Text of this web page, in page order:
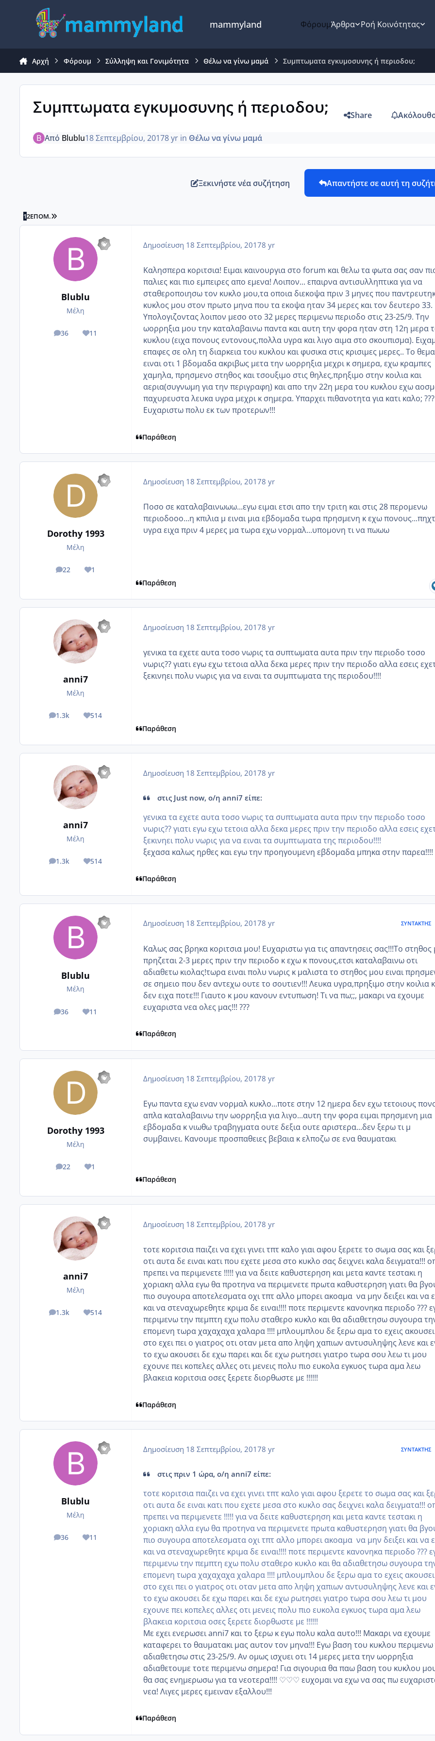
Μετάβαση σε περιεχόμενο
mammyland ΦόρουμΆρθρα Ροή Κοινότητας
Αρχή Φόρουμ Σύλληψη και Γονιμότητα Θέλω να γίνω μαμά Συμπτωματα εγκυμοσυνης ή περιοδου;
Συμπτωματα εγκυμοσυνης ή περιοδου; Share
Από Blublu18 Σεπτεμβρίου, 20178 yr in Θέλω να γίνω μαμά
Ξεκινήστε νέα συζήτηση Απαντήστε σε αυτή τη
12ΕΠΌΜ. LAST PAGE
Blublu
Μέλη
36
posts 11
Reputation
Δημοσίευση 18 Σεπτεμβρίου, 20178 yr
Καλησπερα κοριτσια! Ειμαι καινουργια στο forum και θελω τα φωτα σας σαν
παλιες και πιο εμπειρες απο εμενα! Λοιπον... επαιρνα αντισυλληπτικα για να
σταθεροποιησω τον κυκλο μου,τα οποια διεκοψα πριν 3 μηνες που
κυκλος μου στον πρωτο μηνα που τα εκοψα ηταν 34 μερες και τον δευτερο 33.
Υπολογιζοντας λοιπον μεσο οτο 32 μερες περιμενω περιοδο στις 23-25/9. Την
ωορρηξια μου την καταλαβαινω παντα και αυτη την φορα ηταν στη 12η μερα
κυκλου (ειχα πονους εντονους,πολλα υγρα και λιγο αιμα στο σκουπισμα).
επαφες σε ολη τη διαρκεια του κυκλου και φυσικα στις κρισιμες μερες.. Το θεμα
ειναι οτι 1 βδομαδα ακριβως μετα την ωορρηξια μεχρι κ σημερα, εχω κραμπες
χαμηλα, πρησμενο στηθος και τσουξιμο στις θηλες,πρηξιμο στην κοιλια και
αερια(συγνωμη για την περιγραφη) και απο την 22η μερα του κυκλου εχω
παχυρευστα λευκα υγρα μεχρι κ σημερα. Υπαρχει πιθανοτητα για κατι καλο; ???
Ευχαριστω πολυ εκ των προτερων!!!
Παράθεση
Dorothy 1993
Μέλη
22
posts 1
Reputation
Δημοσίευση 18 Σεπτεμβρίου, 20178 yr
Ποσο σε καταλαβαινωωω...εγω ειμαι ετσι απο την τριτη και στις 28 περομενω
περιοδοοο...η κπιλια μ ειναι μια εβδομαδα τωρα πρησμενη κ εχω
υγρα ειχα πριν 4 μερες μα τωρα εχω νορμαλ...υπομονη τι να πωωω
Παράθεση
anni7
Μέλη
1.3k
posts 514
Reputation
Δημοσίευση 18 Σεπτεμβρίου, 20178 yr
γενικα τα εχετε αυτα τοσο νωρις τα συπτωματα αυτα πριν την περιοδο τοσο
νωρις?? γιατι εγω εχω τετοια αλλα δεκα μερες πριν την περιοδο αλλα εσεις
ξεκινηει πολυ νωρις για να ειναι τα συμπτωματα της περιοδου!!!!
Παράθεση
anni7
Μέλη
1.3k
posts 514
Reputation
Δημοσίευση 18 Σεπτεμβρίου, 20178 yr
στις Just now, ο/η anni7 είπε:
γενικα τα εχετε αυτα τοσο νωρις τα συπτωματα αυτα πριν την περιοδο τοσο
νωρις?? γιατι εγω εχω τετοια αλλα δεκα μερες πριν την περιοδο αλλα εσεις
ξεκινηει πολυ νωρις για να ειναι τα συμπτωματα της περιοδου!!!!
ξεχασα καλως ηρθες και εγω την προηγουμενη εβδομαδα μπηκα στην παρεα!!!!
Παράθεση
Blublu
Μέλη
36
posts 11
Reputation
Δημοσίευση 18 Σεπτεμβρίου, 20178 yr ΣΥΝΤΆΚΤΗΣ
Καλως σας βρηκα κοριτσια μου! Ευχαριστω για τις απαντησεις σας!!!Το στηθος
πρηζεται 2-3 μερες πριν την περιοδο κ εχω κ πονους,ετσι καταλαβαινω οτι
αδιαθετω κιολας!τωρα ειναι πολυ νωρις κ μαλιστα το στηθος μου ειναι
σε σημειο που δεν αντεχω ουτε το σουτιεν!!! Λευκα υγρα,πρηξιμο στην κοιλια
δεν ειχα ποτε!!! Γιαυτο κ μου κανουν εντυπωση! Τι να πω;;, μακαρι να εχουμε
ευχαριστα νεα ολες μας!!! ???
Παράθεση
Dorothy 1993
Μέλη
22
posts 1
Reputation
Δημοσίευση 18 Σεπτεμβρίου, 20178 yr
Εγω παντα εχω εναν νορμαλ κυκλο...ποτε στην 12 ημερα δεν εχω τετοιους
απλα καταλαβαινω την ωορρηξια για λιγο...αυτη την φορα ειμαι πρησμενη μια
εβδομαδα κ νιωθω τραβηγματα ουτε δεξια ουτε αριστερα...δεν ξερω τι μ
συμβαινει. Κανουμε προσπαθειες βεβαια κ ελποζω σε ενα θαυματακι
Παράθεση
anni7
Μέλη
1.3k
posts 514
Reputation
Δημοσίευση 18 Σεπτεμβρίου, 20178 yr
τοτε κοριτσια παιζει να εχει γινει τπτ καλο γιαι αφου ξερετε το σωμα σας και
οτι αυτα δε ειναι κατι που εχετε μεσα στο κυκλο σας δειχνει καλα δειγματα!!!
πρεπει να περιμενετε !!!!! για να δειτε καθυστερηση και μετα καντε τεστακι η
χοριακη αλλα εγω θα προτηνα να περιμενετε πρωτα καθυστερηση γιατι θα
πιο συγουρα αποτελεσματα οχι τπτ αλλο μπορει ακοαμα να μην δειξει και να
και να στεναχωρεθητε κριμα δε ειναι!!!! ποτε περιμεντε κανονηκα περιοδο ???
περιμενω την πεμπτη εχω πολυ σταθερο κυκλο και θα αδιαθετησω συγουρα
επομενη τωρα χαχαχαχα χαλαρα !!!! μπλουμπλου δε ξερω αμα το εχεις
στο εχει πει ο γιατρος οτι οταν μετα απο ληψη χαπιων αντυσυληψης λενε και
το εχω ακουσει δε εχω παρει και δε εχω ρωτησει γιατρο τωρα σου λεω τι μου
εχουνε πει κοπελες αλλες οτι μενεις πολυ πιο ευκολα εγκυος τωρα αμα λεω
βλακεια κοριτσια οσες ξερετε διορθωστε με !!!!!!
Παράθεση
Blublu
Μέλη
36
posts 11
Reputation
Δημοσίευση 18 Σεπτεμβρίου, 20178 yr ΣΥΝΤΆΚΤΗΣ
στις πριν 1 ώρα, ο/η anni7 είπε:
τοτε κοριτσια παιζει να εχει γινει τπτ καλο γιαι αφου ξερετε το σωμα σας και
οτι αυτα δε ειναι κατι που εχετε μεσα στο κυκλο σας δειχνει καλα δειγματα!!!
πρεπει να περιμενετε !!!!! για να δειτε καθυστερηση και μετα καντε τεστακι η
χοριακη αλλα εγω θα προτηνα να περιμενετε πρωτα καθυστερηση γιατι θα
πιο συγουρα αποτελεσματα οχι τπτ αλλο μπορει ακοαμα να μην δειξει και να
και να στεναχωρεθητε κριμα δε ειναι!!!! ποτε περιμεντε κανονηκα περιοδο ???
περιμενω την πεμπτη εχω πολυ σταθερο κυκλο και θα αδιαθετησω συγουρα
επομενη τωρα χαχαχαχα χαλαρα !!!! μπλουμπλου δε ξερω αμα το εχεις
στο εχει πει ο γιατρος οτι οταν μετα απο ληψη χαπιων αντυσυληψης λενε και
το εχω ακουσει δε εχω παρει και δε εχω ρωτησει γιατρο τωρα σου λεω τι μου
εχουνε πει κοπελες αλλες οτι μενεις πολυ πιο ευκολα εγκυος τωρα αμα λεω
βλακεια κοριτσια οσες ξερετε διορθωστε με !!!!!!
Με εχει ενερωσει anni7 και το ξερω κ εγω πολυ καλα αυτο!!! Μακαρι να εχουμε
καταφερει το θαυματακι μας αυτον τον μηνα!!! Εγω βαση του κυκλου
αδιαθετησω στις 23-25/9. Αν ομως ισχυει οτι 14 μερες μετα την ωορρηξια
αδιαθετουμε τοτε περιμενω σημερα! Για σιγουρια θα παω βαση του κυκλου
θα σας ενημερωσω για τα νεοτερα!!!! ♡♡♡ ευχομαι να εχω να σας πω
νεα! Λιγες μερες εμειναν εξαλλου!!!
Παράθεση